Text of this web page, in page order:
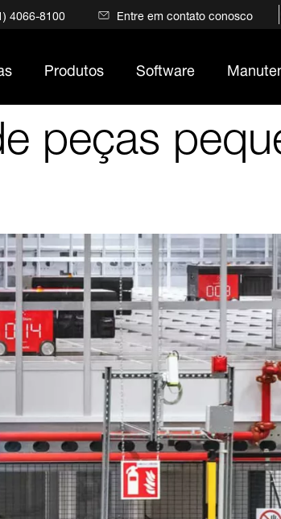
4066-8100 Entre em contato conosco
Produtos Software
peças